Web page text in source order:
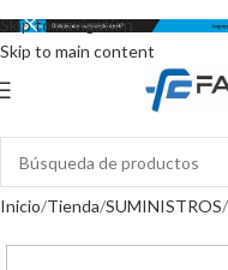
Skip to navigation
Skip to main content
Inicio Tienda SUMINISTROS